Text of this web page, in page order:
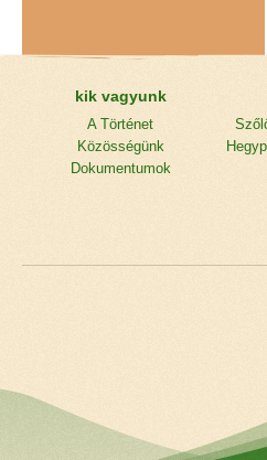
kik vagyunk
A Történet
Közösségünk
Dokumentumok